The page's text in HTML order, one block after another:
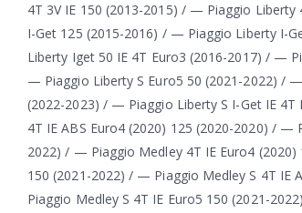
4T 3V IE 150 (2013-2015) / — Piaggio
I-Get 125 (2015-2016) / — Piaggio Liberty I-
Liberty Iget 50 IE 4T Euro3 (2016-2017) / —
— Piaggio Liberty S Euro5 50 (2021-2022) /
(2022-2023) / — Piaggio Liberty S I-Get IE
4T IE ABS Euro4 (2020) 125 (2020-2020) / —
2022) / — Piaggio Medley 4T IE Euro4
150 (2021-2022) / — Piaggio Medley S 4T IE
Piaggio Medley S 4T IE Euro5 150 (2021-